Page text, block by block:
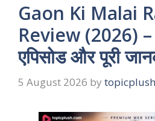
Gaon Ki Malai
Review (2026) –
एपिसोड और पूरी
5 August 2026 by